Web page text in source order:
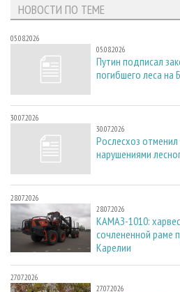
НОВОСТИ ПО ТЕМЕ
05.08.2026
05.08.2026
Путин подписал
погибшего леса на
30.07.2026
30.07.2026
Рослесхоз
нарушениями
28.07.2026
28.07.2026
КАМАЗ-1010:
сочлененной раме
Карелии
27.07.2026
27.07.2026